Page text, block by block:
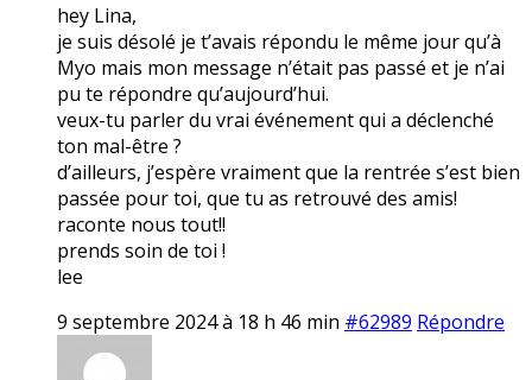
hey Lina,
je suis désolé je t’avais répondu le même jour qu’à
Myo mais mon message n’était pas passé et je n’ai
pu te répondre qu’aujourd’hui.
veux-tu parler du vrai événement qui a déclenché
ton mal-être ?
d’ailleurs, j’espère vraiment que la rentrée s’est bien
passée pour toi, que tu as retrouvé des amis!
raconte nous tout!!
prends soin de toi !
lee
9 septembre 2024 à 18 h 46 min #62989 Répondre